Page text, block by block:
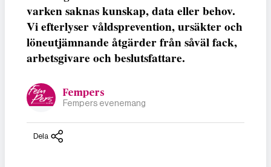
varken saknas kunskap, data eller behov.
Vi efterlyser våldsprevention, ursäkter och
löneutjämnande åtgärder från såväl fack,
arbetsgivare och beslutsfattare.
Fempers
Fempers evenemang
Dela